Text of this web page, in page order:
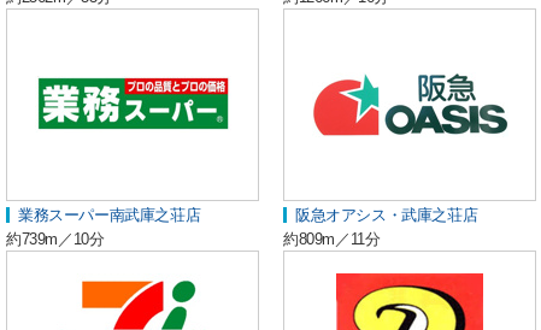
業務スーパー南武庫之荘店
約739m／10分
阪急オアシス・武庫之荘店
約809m／11分